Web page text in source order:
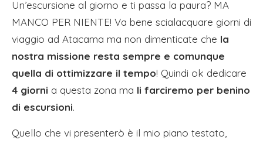
Un’escursione al giorno e ti passa la paura? MA
MANCO PER NIENTE! Va bene scialacquare giorni di
viaggio ad Atacama ma non dimenticate che la
nostra missione resta sempre e comunque
quella di ottimizzare il tempo! Quindi ok dedicare
4 giorni a questa zona ma li farciremo per benino
di escursioni.
Quello che vi presenterò è il mio piano testato,